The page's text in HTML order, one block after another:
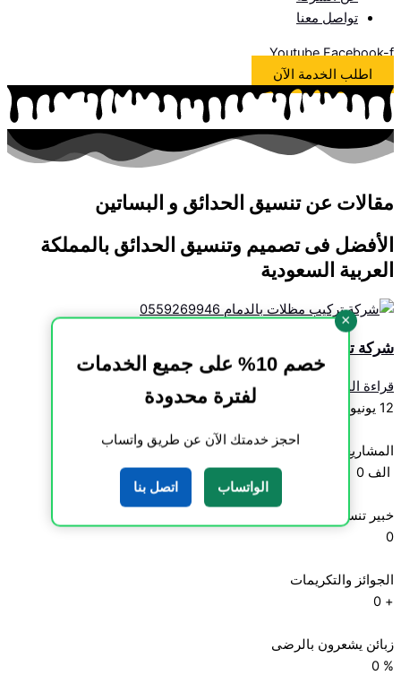
تواصل معنا
Youtube Facebook-f
اطلب الخدمة الآن
مقالات عن تنسيق الحدائق و البساتين
الأفضل فى تصميم وتنسيق الحدائق بالمملكة
العربية السعودية
شركة تركيب مظلات بالدمام 0559269946
قراءة المزيد »
12 يونيو، 2026
المشاريع المنجزة
الف 0
خبير تنسيق الحدائق
0
الجوائز والتكريمات
+
0
زبائن يشعرون بالرضى
%
0
×
خصم 10% على جميع الخدمات
لفترة محدودة
احجز خدمتك الآن عن طريق واتساب
الواتساب اتصل بنا